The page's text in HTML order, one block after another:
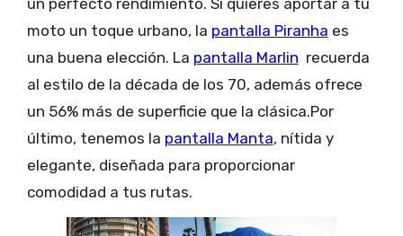
un perfecto rendimiento. Si quieres aportar a tu
moto un toque urbano, la pantalla Piranha es
una buena elección. La pantalla Marlin recuerda
al estilo de la década de los 70, además ofrece
un 56% más de superficie que la clásica.Por
último, tenemos la pantalla Manta, nítida y
elegante, diseñada para proporcionar
comodidad a tus rutas.